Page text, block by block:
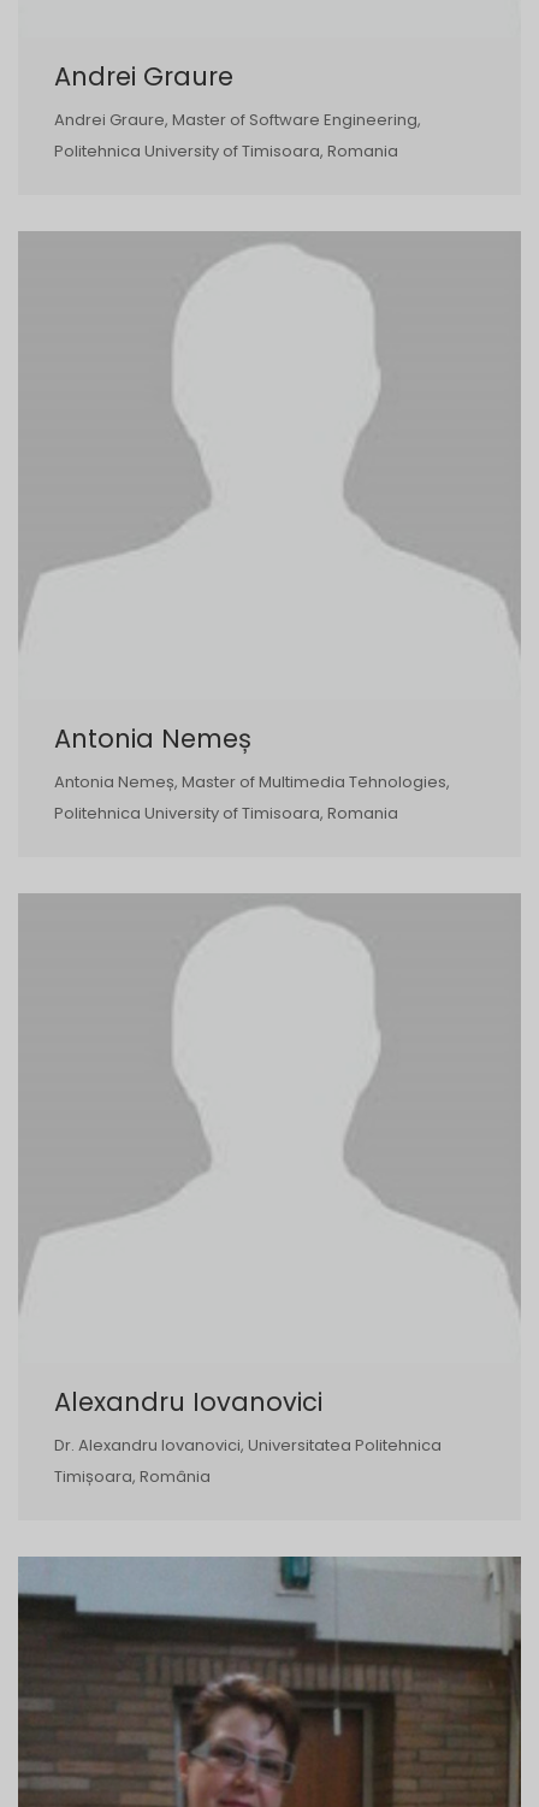
Andrei Graure
Andrei Graure, Master of Software Engineering,
Politehnica University of Timisoara, Romania
Antonia Nemeș
Antonia Nemeș, Master of Multimedia Tehnologies,
Politehnica University of Timisoara, Romania
Alexandru Iovanovici
Dr. Alexandru Iovanovici, Universitatea Politehnica
Timișoara, România